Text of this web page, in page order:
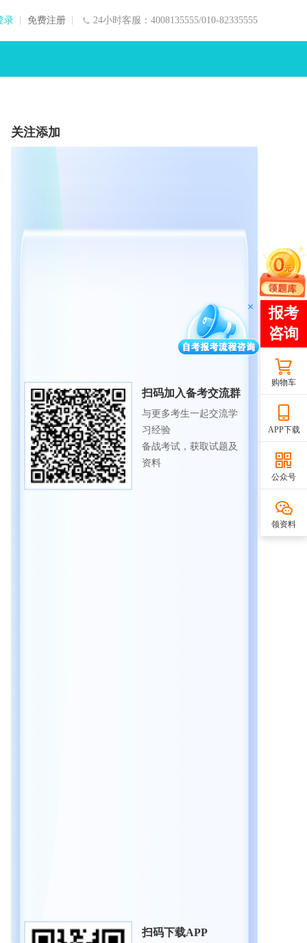
24小时客服：4008135555/010-82335555
录 免费注册
关注添加
扫码加入备考交流群
与更多考生一起交流学
习经验
备战考试，获取试题及
资料
扫码下载APP
购物车
APP下载
公众号
领资料